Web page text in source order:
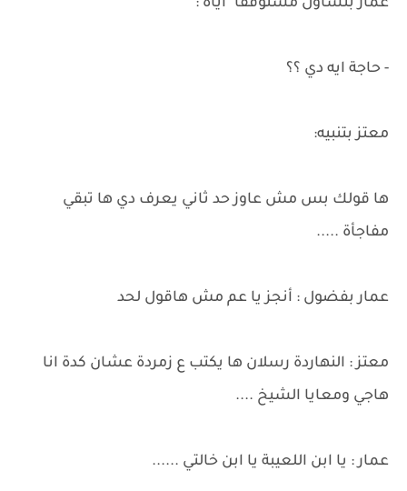
عمار بتساؤل مستوقفا" اياه :
- حاجة ايه دي ؟؟
معتز بتنبيه:
ها قولك بس مش عاوز حد ثاني يعرف دي ها تبقي
مفاجأة .....
عمار بفضول : أنجز يا عم مش هاقول لحد
معتز : النهاردة رسلان ها يكتب ع زمردة عشان كدة انا
هاجي ومعايا الشيخ ....
عمار : يا ابن اللعيبة يا ابن خالتي ......